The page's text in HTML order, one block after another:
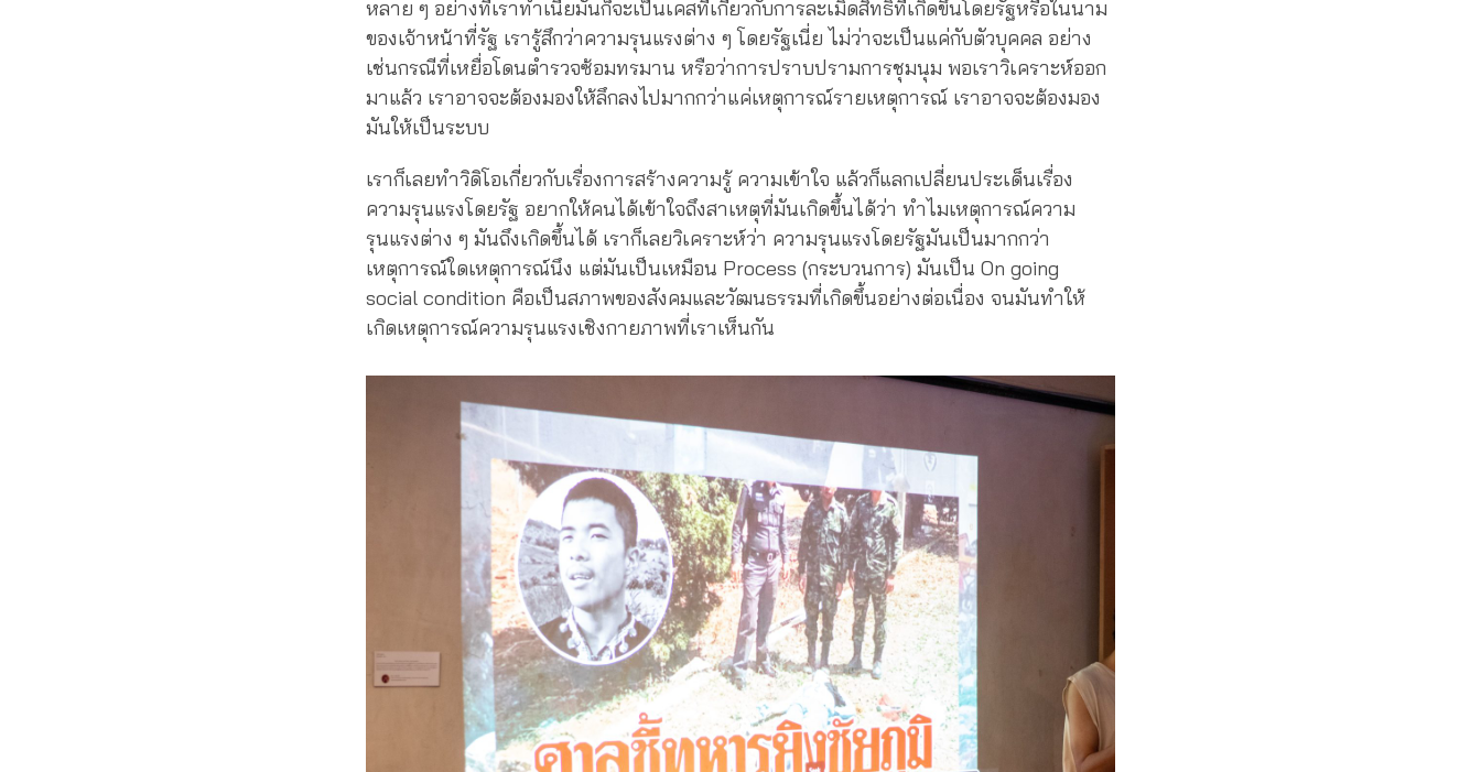
หลาย ๆ อย่างที่เราทำเนี่ยมันก็จะเป็นเคสที่เกี่ยวกับการละเมิดสิทธิที่เกิดขึ้นโดยรัฐหรือในนาม
ของเจ้าหน้าที่รัฐ เรารู้สึกว่าความรุนแรงต่าง ๆ โดยรัฐเนี่ย ไม่ว่าจะเป็นแค่กับตัวบุคคล อย่าง
เช่นกรณีที่เหยื่อโดนตำรวจซ้อมทรมาน หรือว่าการปราบปรามการชุมนุม พอเราวิเคราะห์ออก
มาแล้ว เราอาจจะต้องมองให้ลึกลงไปมากกว่าแค่เหตุการณ์รายเหตุการณ์ เราอาจจะต้องมอง
มันให้เป็นระบบ
เราก็เลยทำวิดิโอเกี่ยวกับเรื่องการสร้างความรู้ ความเข้าใจ แล้วก็แลกเปลี่ยนประเด็นเรื่อง
ความรุนแรงโดยรัฐ อยากให้คนได้เข้าใจถึงสาเหตุที่มันเกิดขึ้นได้ว่า ทำไมเหตุการณ์ความ
รุนแรงต่าง ๆ มันถึงเกิดขึ้นได้ เราก็เลยวิเคราะห์ว่า ความรุนแรงโดยรัฐมันเป็นมากกว่า
เหตุการณ์ใดเหตุการณ์นึง แต่มันเป็นเหมือน Process (กระบวนการ) มันเป็น On going
social condition คือเป็นสภาพของสังคมและวัฒนธรรมที่เกิดขึ้นอย่างต่อเนื่อง จนมันทำให้
เกิดเหตุการณ์ความรุนแรงเชิงกายภาพที่เราเห็นกัน